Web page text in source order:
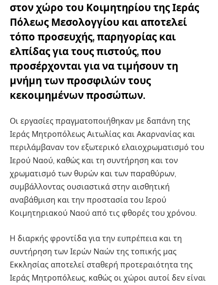
στον χώρο του Κοιμητηρίου της Ιεράς
Πόλεως Μεσολογγίου και αποτελεί
τόπο προσευχής, παρηγορίας και
ελπίδας για τους πιστούς, που
προσέρχονται για να τιμήσουν τη
μνήμη των προσφιλών τους
κεκοιμημένων προσώπων.
Οι εργασίες πραγματοποιήθηκαν με δαπάνη της
Ιεράς Μητροπόλεως Αιτωλίας και Ακαρνανίας και
περιλάμβαναν τον εξωτερικό ελαιοχρωματισμό του
Ιερού Ναού, καθώς και τη συντήρηση και τον
χρωματισμό των θυρών και των παραθύρων,
συμβάλλοντας ουσιαστικά στην αισθητική
αναβάθμιση και την προστασία του Ιερού
Κοιμητηριακού Ναού από τις φθορές του χρόνου.
Η διαρκής φροντίδα για την ευπρέπεια και τη
συντήρηση των Ιερών Ναών της τοπικής μας
Εκκλησίας αποτελεί σταθερή προτεραιότητα της
Ιεράς Μητροπόλεως, καθώς οι χώροι αυτοί δεν είναι